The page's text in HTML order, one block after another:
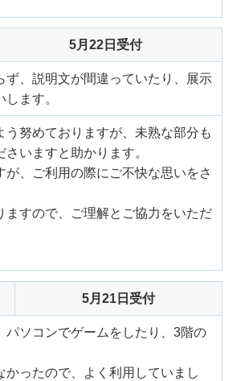
5月22日受付
、説明文が間違っていたり、展示
ます。
努めておりますが、未熟な部分も
いますと助かります。
、ご利用の際にご不快な思いをさ
すので、ご理解とご協力をいただ
5月21日受付
ソコンでゲームをしたり、3階の
ったので、よく利用していまし